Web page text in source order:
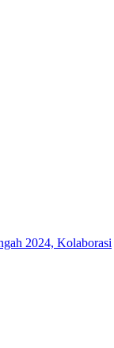
2024, Kolaborasi